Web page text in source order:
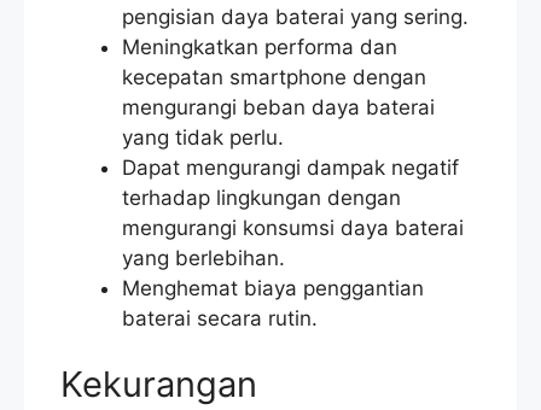
pengisian daya baterai yang sering.
Meningkatkan performa dan
kecepatan smartphone dengan
mengurangi beban daya baterai
yang tidak perlu.
Dapat mengurangi dampak negatif
terhadap lingkungan dengan
mengurangi konsumsi daya baterai
yang berlebihan.
Menghemat biaya penggantian
baterai secara rutin.
Kekurangan